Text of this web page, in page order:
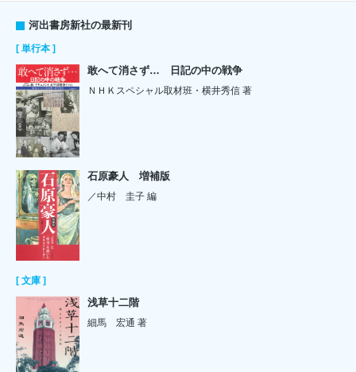
河出書房新社の最新刊
[ 単行本 ]
敢へて消さず… 日記の中の戦争
ＮＨＫスペシャル取材班・横井秀信 著
石原豪人 増補版
／中村 圭子 編
[ 文庫 ]
浅草十二階
細馬 宏通 著